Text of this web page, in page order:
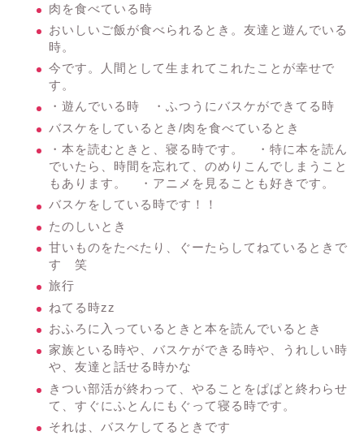
肉を食べている時
おいしいご飯が食べられるとき。友達と遊んでいる
時。
今です。人間として生まれてこれたことが幸せで
す。
・遊んでいる時 ・ふつうにバスケができてる時
バスケをしているとき/肉を食べているとき
・本を読むときと、寝る時です。 ・特に本を読ん
でいたら、時間を忘れて、のめりこんでしまうこと
もあります。 ・アニメを見ることも好きです。
バスケをしている時です！！
たのしいとき
甘いものをたべたり、ぐーたらしてねているときで
す 笑
旅行
ねてる時zz
おふろに入っているときと本を読んでいるとき
家族といる時や、バスケができる時や、うれしい時
や、友達と話せる時かな
きつい部活が終わって、やることをぱぱと終わらせ
て、すぐにふとんにもぐって寝る時です。
それは、バスケしてるときです